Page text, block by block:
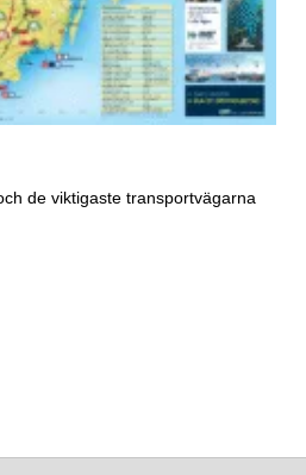
de viktigaste transportvägarna